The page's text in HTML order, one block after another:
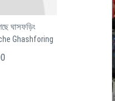
ঘাসফড়িং
Ghashforing